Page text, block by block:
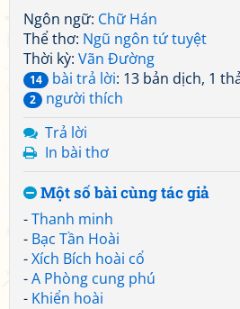
Ngôn ngữ: Chữ Hán
Thể thơ: Ngũ ngôn tứ tuyệt
Thời kỳ: Vãn Đường
14 bài trả lời: 13 bản dịch, 1
2
người thích
Trả lời
In bài thơ
Một số bài cùng tác giả
-Thanh minh
- Bạc Tần Hoài
-Xích Bích hoài cổ
-A Phòng cung phú
- Khiển hoài